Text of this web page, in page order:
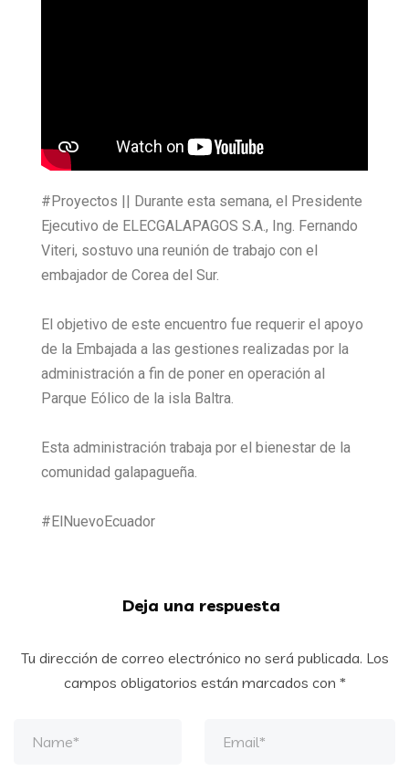
#Proyectos || Durante esta semana, el Presidente
Ejecutivo de ELECGALAPAGOS S.A., Ing. Fernando
Viteri, sostuvo una reunión de trabajo con el
embajador de Corea del Sur.
El objetivo de este encuentro fue requerir el apoyo
de la Embajada a las gestiones realizadas por la
administración a fin de poner en operación al
Parque Eólico de la isla Baltra.
Esta administración trabaja por el bienestar de la
comunidad galapagueña.
#ElNuevoEcuador
Deja una respuesta
Tu dirección de correo electrónico no será publicada. Los
campos obligatorios están marcados con *